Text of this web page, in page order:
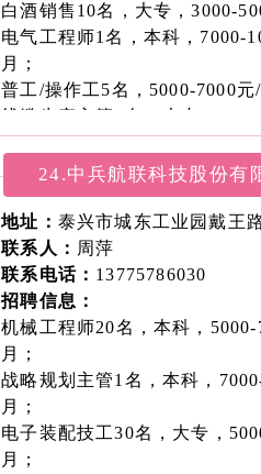
10000元/月；
普工/操作工40名，5000-7000
技术文员/助理2名，本科，
月；
店铺运营经理（南京）1名，本
10000元/月；
销售经理10名，大专，7000-
月。
白酒销售10名，大专，3000-
电气工程师1名，本科，7000-
月；
普工/操作工5名，5000-7000元/
线缆生产主管1名，大专，
月；
高分子材料工程师1名，本科
10000元/月；
文秘/文员1名，大专，3000-
销售内勤1名，大专，3000-
调酒师1名，大专，10000-
机械工程师1名，本科，7000-
月。
24.中兵航联科技股份有
地址： 泰兴市城东工业园戴王
联系人： 周萍
联系电话： 13775786030
招聘信息：
机械工程师20名，本科，
月；
战略规划主管1名，本科，
月；
电子装配技工30名，大专，
月；